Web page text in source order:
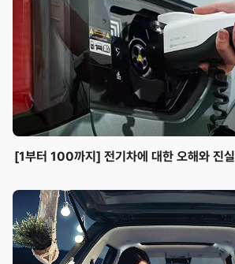
[1부터 100까지] 전기차에 대한 오해와 진실